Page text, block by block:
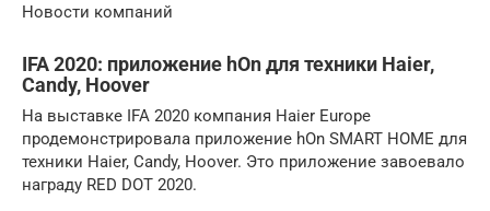
Новости компаний
IFA 2020: приложение hOn для техники Haier,
Candy, Hoover
На выставке IFA 2020 компания Haier Europe
продемонстрировала приложение hOn SMART HOME для
техники Haier, Candy, Hoover. Это приложение завоевало
награду RED DOT 2020.